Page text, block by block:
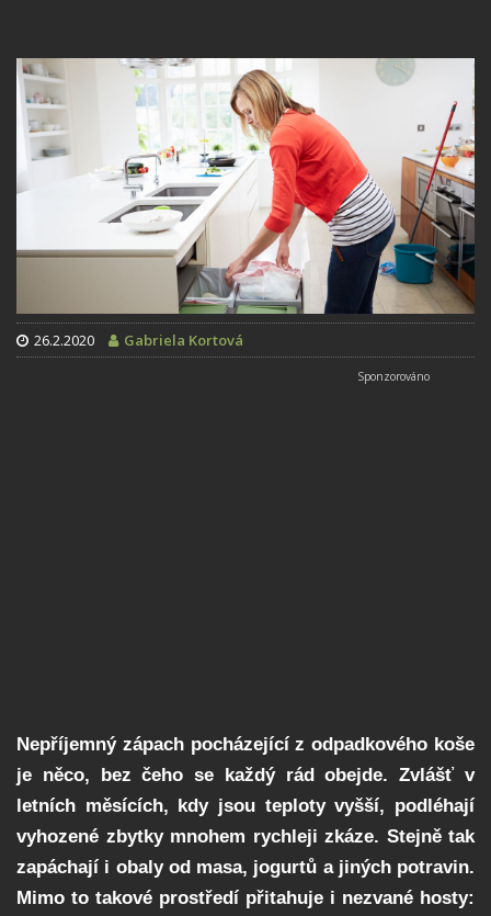
26.2.2020 Gabriela Kortová
Nepříjemný zápach pocházející z odpadkového koše
je něco, bez čeho se každý rád obejde. Zvlášť v
letních měsících, kdy jsou teploty vyšší, podléhají
vyhozené zbytky mnohem rychleji zkáze. Stejně tak
zapáchají i obaly od masa, jogurtů a jiných potravin.
Mimo to takové prostředí přitahuje i nezvané hosty: